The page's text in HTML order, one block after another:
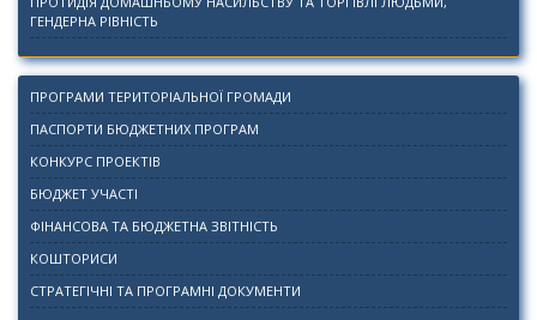
ГЕНДЕРНА РІВНІСТЬ
ПРОГРАМИ ТЕРИТОРІАЛЬНОЇ ГРОМАДИ
ПАСПОРТИ БЮДЖЕТНИХ ПРОГРАМ
КОНКУРС ПРОЕКТІВ
БЮДЖЕТ УЧАСТІ
ФІНАНСОВА ТА БЮДЖЕТНА ЗВІТНІСТЬ
КОШТОРИСИ
СТРАТЕГІЧНІ ТА ПРОГРАМНІ ДОКУМЕНТИ